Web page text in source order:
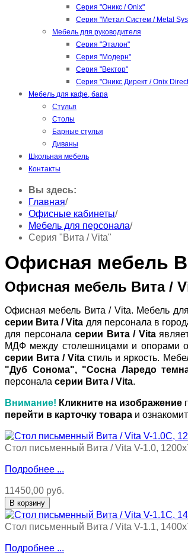
Серия "Оникс / Onix"
Серия "Метал Систем / Metal
Мебель для руководителя
Серия "Эталон"
Серия "Модерн"
Серия "Вектор"
Серия "Оникс Директ / Onix
Мебель для кафе, бара
Стулья
Столы
Барные стулья
Диваны
Школьная мебель
Контакты
Вы здесь:
Главная/
Офисные кабинеты/
Мебель для персонала/
Серия "Вита / Vita"
Офисная мебель
Офисная мебель Вита /
Офисная мебель Вита / Vita. Мебель
серии Вита / Vita для персонала в
для персоналасерии Вита / Vita
МДФ между столешницами и опорами
серии Вита / Vita стиль и яркость.
"Дуб Сонома", "Сосна Ларедо
персонала серии Вита / Vita.
Внимание! Кликните на изображение
перейти в карточку товара и
Стол письменный Вита / Vita V-1.0,
Подробнее ...
11450,00 руб.
Стол письменный Вита / Vita V-1.1,
Подробнее ...